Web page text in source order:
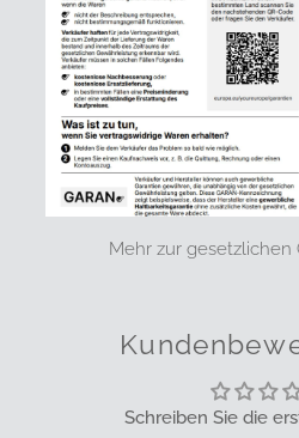
Mehr zur gesetzlichen
Schreiben Sie die